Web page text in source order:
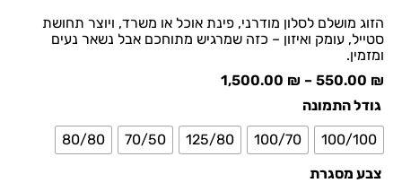
הזוג מושלם לסלון מודרני, פינת אוכל או משרד, ויוצר תחושת
סטייל, עומק ואיזון – כזה שמרגיש מתוחכם אבל נשאר נעים
ומזמין.
550.00 ₪
–
1,500.00 ₪
גודל התמונה
100/100
100/70
125/80
70/50
80/80
צבע מסגרת